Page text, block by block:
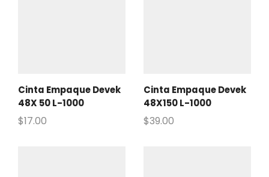
Cinta Empaque Devek
48X 50 L-1000
$17.00
Cinta Empaque Devek
48X150 L-1000
$39.00